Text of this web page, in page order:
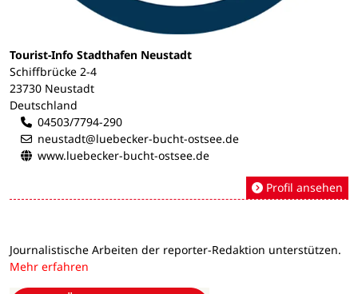
Tourist-Info Stadthafen Neustadt
Schiffbrücke 2-4
23730 Neustadt
Deutschland
04503/7794-290
neustadt@luebecker-bucht-ostsee.de
www.luebecker-bucht-ostsee.de
Profil ansehen
Journalistische Arbeiten der reporter-Redaktion unterstützen.
Mehr erfahren